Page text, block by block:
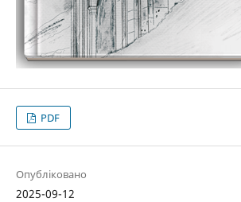
PDF
Опубліковано
2025-09-12